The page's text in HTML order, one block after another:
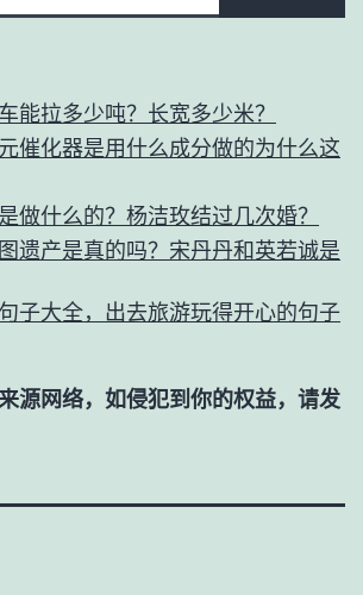
能拉多少吨？长宽多少米？
催化器是用什么成分做的为什么这
做什么的？杨洁玫结过几次婚？
遗产是真的吗？宋丹丹和英若诚是
子大全，出去旅游玩得开心的句子
源网络，如侵犯到你的权益，请发